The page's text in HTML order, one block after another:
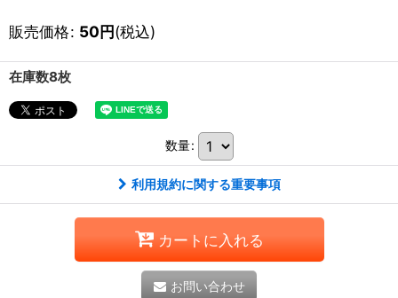
販売価格: 50円(税込)
在庫数8枚
数量:
利用規約に関する重要事項
カートに入れる
お問い合わせ